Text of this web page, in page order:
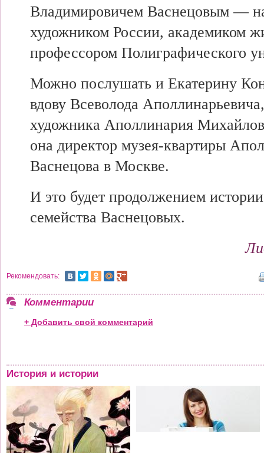
Владимировичем Васнецовым —
художником России, академиком
профессором Полиграфического
Можно послушать и Екатерину
вдову Всеволода
художника Аполлинария
она директор музея-квартиры
Васнецова в Москве.
И это будет продолжением
семейства Васнецовых.
Рекомендовать:
Комментарии
+ Добавить свой комментарий
История и истории